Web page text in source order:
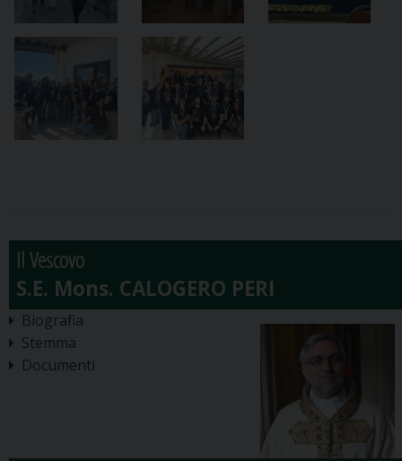
Il Vescovo
Biografia
Stemma
Documenti